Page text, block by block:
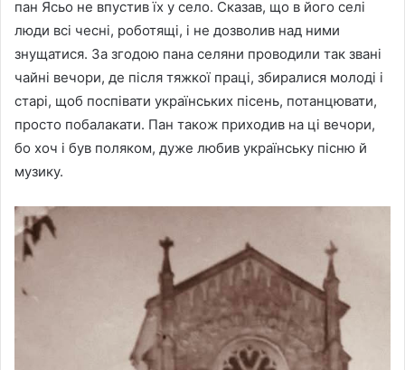
пан Ясьо не впустив їх у село. Сказав, що в його селі
люди всі чесні, роботящі, і не дозволив над ними
знущатися. За згодою пана селяни проводили так звані
чайні вечори, де після тяжкої праці, збиралися молоді і
старі, щоб поспівати українських пісень, потанцювати,
просто побалакати. Пан також приходив на ці вечори,
бо хоч і був поляком, дуже любив українську пісню й
музику.